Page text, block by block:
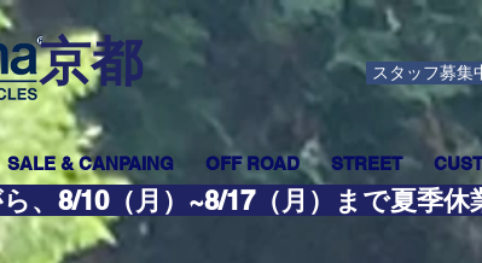
​京都 スタッフ募集
SALE & CANPAING OFF ROAD STREET
、8/10（月）~8/17（月）まで夏季